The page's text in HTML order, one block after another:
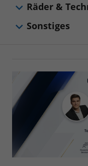
Räder &
Sonstiges